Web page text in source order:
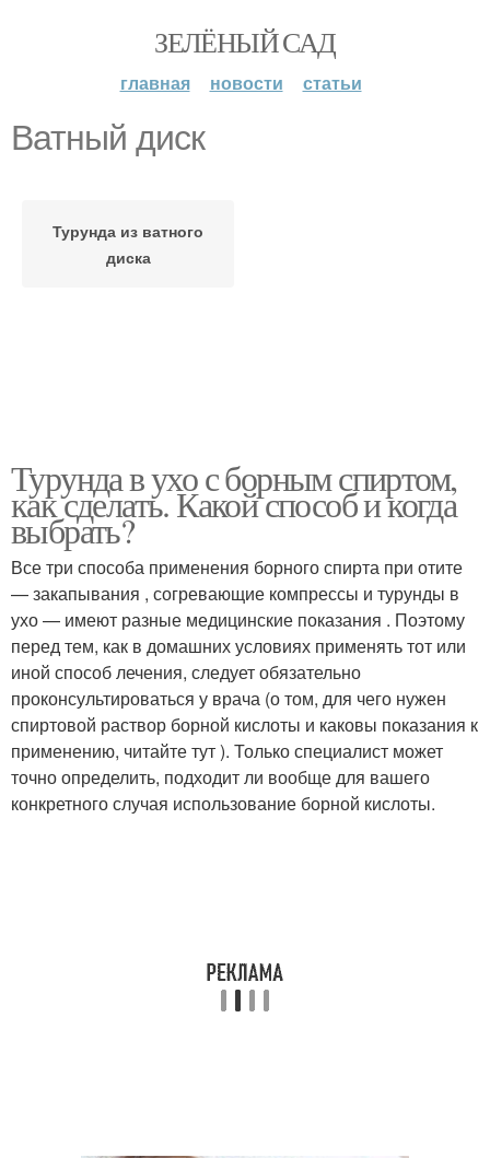
ЗЕЛЁНЫЙ САД
главная новости статьи
Ватный диск
Турунда из ватного
диска
Турунда в ухо с борным спиртом,
как сделать. Какой способ и когда
выбрать?
Все три способа применения борного спирта при отите
— закапывания , согревающие компрессы и турунды в
ухо — имеют разные медицинские показания . Поэтому
перед тем, как в домашних условиях применять тот или
иной способ лечения, следует обязательно
проконсультироваться у врача (о том, для чего нужен
спиртовой раствор борной кислоты и каковы показания к
применению, читайте тут ). Только специалист может
точно определить, подходит ли вообще для вашего
конкретного случая использование борной кислоты.